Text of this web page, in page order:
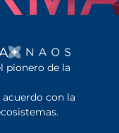
SE
pionero de la
con la